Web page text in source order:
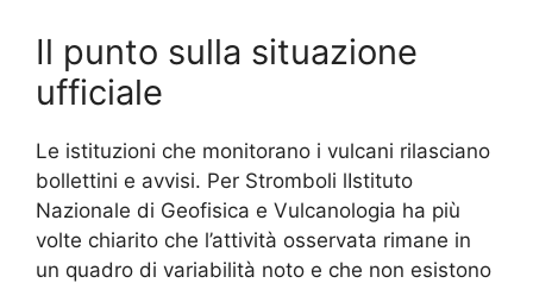
Il punto sulla situazione
ufficiale
Le istituzioni che monitorano i vulcani rilasciano
bollettini e avvisi. Per Stromboli lIstituto
Nazionale di Geofisica e Vulcanologia ha più
volte chiarito che l’attività osservata rimane in
un quadro di variabilità noto e che non esistono